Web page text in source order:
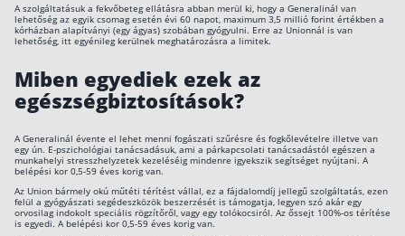
Lakáshitel
Hitelkiváltás
Babaváró hitel
Vagyonbiztosítások
Kötelező biztosítás (KGFB)
Casco
Utasbiztosítás
A szolgáltatásuk a fekvőbeteg ellátásra abban merül ki, hogy a Generalinál van
lehetőség az egyik csomag esetén évi 60 napot, maximum 3,5 millió forint értékben a
kórházban alapítványi (egy ágyas) szobában gyógyulni. Erre az Unionnál is van
lehetőség, itt egyénileg kerülnek meghatározásra a limitek.
Miben egyediek ezek az
egészségbiztosítások?
A Generalinál évente el lehet menni fogászati szűrésre és fogkőlevételre illetve van
egy ún. E-pszichológiai tanácsadásuk, ami a párkapcsolati tanácsadástól egészen a
munkahelyi stresszhelyzetek kezeléséig mindenre igyekszik segítséget nyújtani. A
belépési kor 0,5-59 éves korig van.
Az Union bármely okú műtéti térítést vállal, ez a fájdalomdíj jellegű szolgáltatás, ezen
felül a gyógyászati segédeszközök beszerzését is támogatja, legyen szó akár egy
orvosilag indokolt speciális rögzítőről, vagy egy tolókocsiról. Az őssejt 100%-os térítése
is egyedi. A belépési kor 0,5-59 éves korig van.